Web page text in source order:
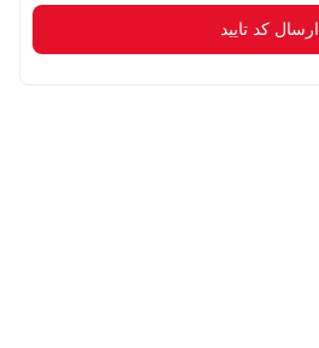
ارسال کد تایید